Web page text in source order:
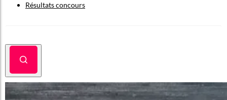
Résultats concours